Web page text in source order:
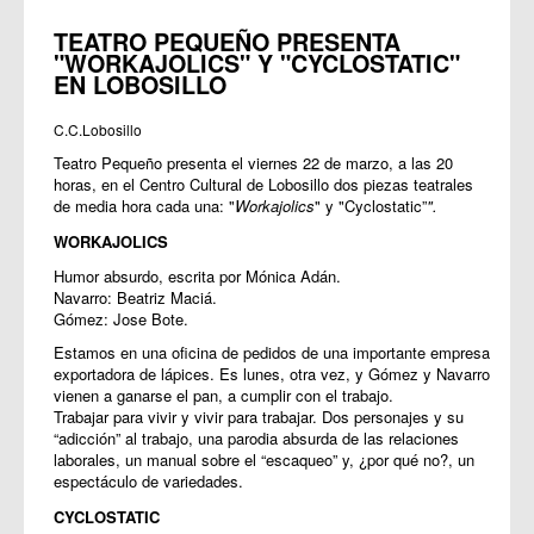
TEATRO PEQUEÑO PRESENTA
"WORKAJOLICS" Y "CYCLOSTATIC"
EN LOBOSILLO
C.C.Lobosillo
Teatro Pequeño presenta el viernes 22 de marzo, a las 20
horas, en el Centro Cultural de Lobosillo dos piezas teatrales
de media hora cada una: "Workajolics" y "Cyclostatic”".
WORKAJOLICS
Humor absurdo, escrita por Mónica Adán.
Navarro: Beatriz Maciá.
Gómez: Jose Bote.
Estamos en una oficina de pedidos de una importante empresa
exportadora de lápices. Es lunes, otra vez, y Gómez y Navarro
vienen a ganarse el pan, a cumplir con el trabajo.
Trabajar para vivir y vivir para trabajar. Dos personajes y su
“adicción” al trabajo, una parodia absurda de las relaciones
laborales, un manual sobre el “escaqueo” y, ¿por qué no?, un
espectáculo de variedades.
CYCLOSTATIC